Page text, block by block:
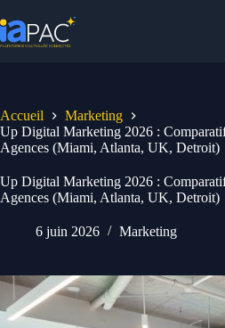
au
contenu
Accueil
Marketing
Up Digital Marketing 2026 :
Agences (Miami, Atlanta, UK, Detroit)
Up Digital Marketing 2026 :
Agences (Miami, Atlanta, UK, Detroit)
6 juin 2026 Marketing